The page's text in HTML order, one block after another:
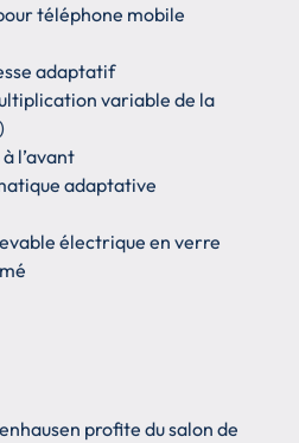
téléphone mobile
adaptatif
variable de la
l’avant
adaptative
électrique en verre
profite du salon de